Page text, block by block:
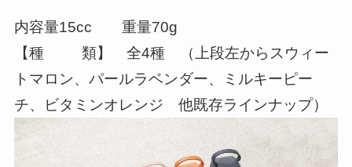
内容量15cc 重量70g
【種 類】 全4種 （上段左からスウィー
トマロン、パールラベンダー、ミルキーピー
チ、ビタミンオレンジ 他既存ラインナップ）